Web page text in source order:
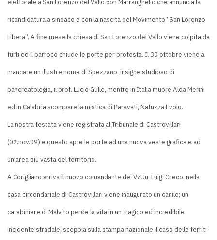
elettorale a San Lorenzo del Vallo con Marranghello che annuncia la
ricandidatura a sindaco e con la nascita del Movimento “San Lorenzo
Libera”. A fine mese la chiesa di San Lorenzo del Vallo viene colpita da
furti ed il parroco chiude le porte per protesta. Il 30 ottobre viene a
mancare un illustre nome di Spezzano, insigne studioso di
pancreatologia, il prof. Lucio Gullo, mentre in Italia muore Alda Merini
ed in Calabria scompare la mistica di Paravati, Natuzza Evolo.
La nostra testata viene registrata al Tribunale di Castrovillari
(02.nov.09) e questo apre le porte ad una nuova veste grafica e ad
un'area più vasta del territorio.
A Corigliano arriva il nuovo comandante dei VvUu, Luigi Greco; nella
casa circondariale di Castrovillari viene inaugurato un canile; un
carabiniere di Malvito perde la vita in un tragico ed incredibile
incidente stradale; scoppia sulla stampa nazionale il caso delle ferriti